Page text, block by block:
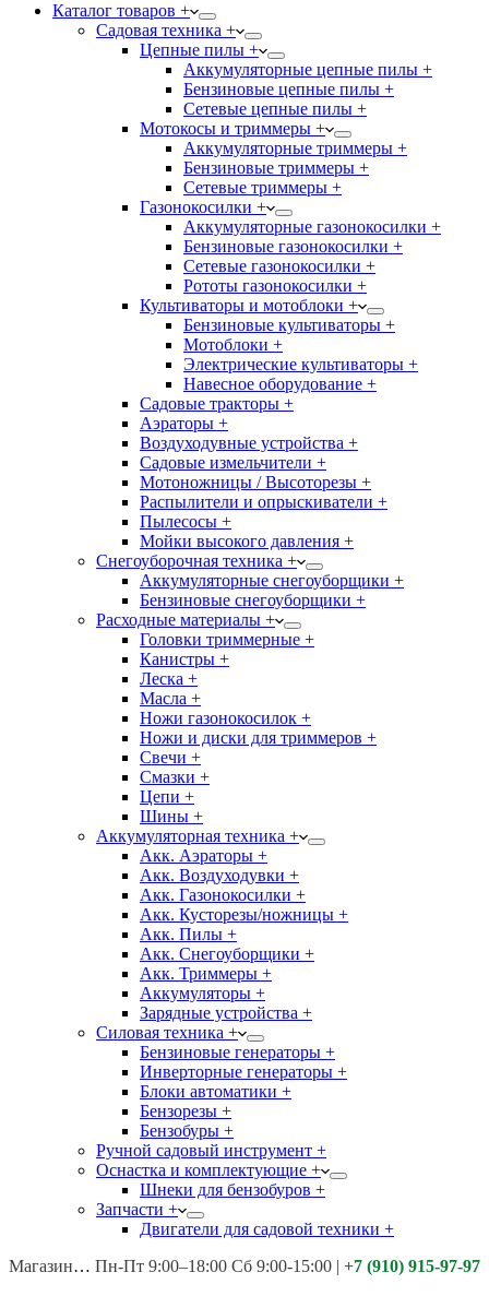
Каталог товаров +
Садовая техника +
Цепные пилы +
Аккумуляторные цепные пилы +
Бензиновые цепные пилы +
Сетевые цепные пилы +
Мотокосы и триммеры +
Аккумуляторные триммеры +
Бензиновые триммеры +
Сетевые триммеры +
Газонокосилки +
Аккумуляторные газонокосилки +
Бензиновые газонокосилки +
Сетевые газонокосилки +
Рототы газонокосилки +
Культиваторы и мотоблоки +
Бензиновые культиваторы +
Мотоблоки +
Электрические культиваторы +
Навесное оборудование +
Садовые тракторы +
Аэраторы +
Воздуходувные устройства +
Садовые измельчители +
Мотоножницы / Высоторезы +
Распылители и опрыскиватели +
Пылесосы +
Мойки высокого давления +
Снегоуборочная техника +
Аккумуляторные снегоуборщики +
Бензиновые снегоуборщики +
Расходные материалы +
Головки триммерные +
Канистры +
Леска +
Масла +
Ножи газонокосилок +
Ножи и диски для триммеров +
Свечи +
Смазки +
Цепи +
Шины +
Аккумуляторная техника +
Акк. Аэраторы +
Акк. Воздуходувки +
Акк. Газонокосилки +
Акк. Кусторезы/ножницы +
Акк. Пилы +
Акк. Снегоуборщики +
Акк. Триммеры +
Аккумуляторы +
Зарядные устройства +
Силовая техника +
Бензиновые генераторы +
Инверторные генераторы +
Блоки автоматики +
Бензорезы +
Бензобуры +
Ручной садовый инструмент +
Оснастка и комплектующие +
Шнеки для бензобуров +
Запчасти +
Двигатели для садовой техники +
Магазины: Калуга ул. Московская д.113
Пн-Пт 9:00–18:00 Сб 9:00-15:00 | +7 (910) 915-97-97